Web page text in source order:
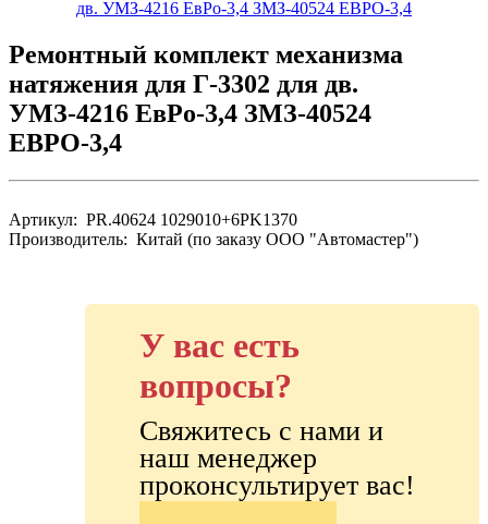
Pемонтный комплект механизма
натяжения для Г-3302 для дв.
УМЗ-4216 ЕвPо-3,4 ЗМЗ-40524
ЕВPО-3,4
Артикул: PR.40624 1029010+6PK1370
Производитель: Китай (по заказу ООО "Автомастер")
У вас есть
вопросы?
Свяжитесь с нами и
наш менеджер
проконсультирует вас!